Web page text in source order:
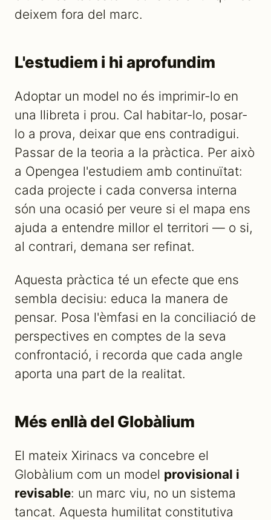
deixem fora del marc.
L'estudiem i hi aprofundim
Adoptar un model no és imprimir-lo en
una llibreta i prou. Cal habitar-lo, posar-
lo a prova, deixar que ens contradigui.
Passar de la teoria a la pràctica. Per això
a Opengea l'estudiem amb continuïtat:
cada projecte i cada conversa interna
són una ocasió per veure si el mapa ens
ajuda a entendre millor el territori — o si,
al contrari, demana ser refinat.
Aquesta pràctica té un efecte que ens
sembla decisiu: educa la manera de
pensar. Posa l'èmfasi en la conciliació de
perspectives en comptes de la seva
confrontació, i recorda que cada angle
aporta una part de la realitat.
Més enllà del Globàlium
El mateix Xirinacs va concebre el
Globàlium com un model provisional i
revisable: un marc viu, no un sistema
tancat. Aquesta humilitat constitutiva